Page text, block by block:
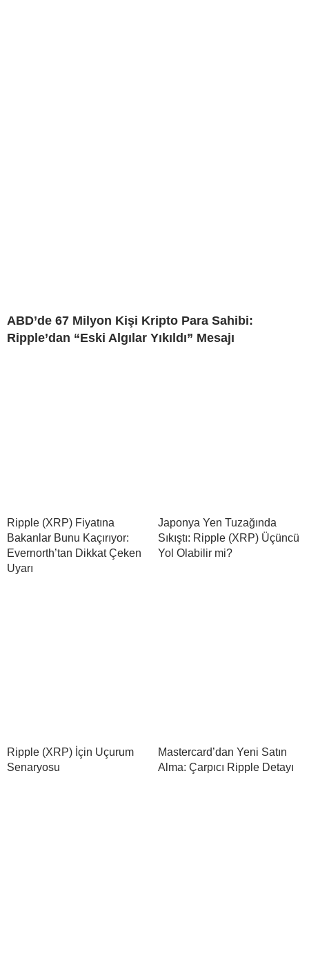
ABD’de 67 Milyon Kişi Kripto Para Sahibi:
Ripple’dan “Eski Algılar Yıkıldı” Mesajı
Ripple (XRP) Fiyatına
Bakanlar Bunu Kaçırıyor:
Evernorth’tan Dikkat Çeken
Uyarı
Japonya Yen Tuzağında
Sıkıştı: Ripple (XRP) Üçüncü
Yol Olabilir mi?
Ripple (XRP) İçin Uçurum
Senaryosu
Mastercard’dan Yeni Satın
Alma: Çarpıcı Ripple Detayı